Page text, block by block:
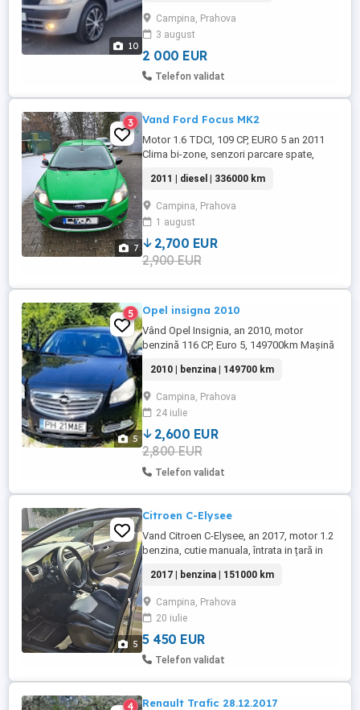
10
l Bej; - Stare generală foarte bună; - Interior
curat; - 4 uși, spațiu generos pentru
pasageri și bagaje; - Aer condiţionat; -
Volan cu comenzi, ...
Campina, Prahova
3 august
2 000 EUR
Telefon validat
7
3 Vand Ford Focus MK2
Motor 1.6 TDCI, 109 CP, EURO 5 an 2011
Clima bi-zone, senzori parcare spate,
electrice Cruise control. Limitator viteza.
Radio CD Ford cu navigatie. ITP mai 2027,
RCA valabil 17 .11, vignieta . 336000 km
Detin istoric vehicul RAR si istoric service
in Romania. ...
2011 | diesel | 336000 km
Campina, Prahova
1 august
2,700 EUR
2,900 EUR
5
5 Opel insigna 2010
Vând Opel Insignia, an 2010, motor
benzină 116 CP, Euro 5, 149700km Mașină
Distribuție schimbată recent Baterie
aproape nouă ITP valabil până în
noiembrie 2026 Mașina este în stare bună
de funcționare, fără probleme tehnice,
pregătită de drum. Nu are asigurare ...
2010 | benzina | 149700 km
Campina, Prahova
24 iulie
2,600 EUR
2,800 EUR
Telefon validat
5
Citroen C-Elysee
Vand Citroen C-Elysee, an 2017, motor 1.2
benzina, cutie manuala, întrata in țară in
carplay cu navigație -geamuri fata
electrice -închidere centralizata -oglinzi
electrice -aer condiționat funcțional -pilot
automat -portbagaj electric -geamuri
colantate fata spate, ...
2017 | benzina | 151000 km
Campina, Prahova
20 iulie
5 450 EUR
Telefon validat
4 Renault Trafic 28.12.2017